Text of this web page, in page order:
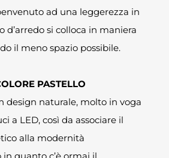
ad una leggerezza in
d’arredo si colloca in maniera
il meno spazio possibile.
PASTELLO
design naturale, molto in voga
a LED, così da associare il
alla modernità
quanto c’è ormai il